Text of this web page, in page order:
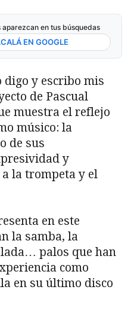
en tus búsquedas
EN GOOGLE
digo y escribo mis
de Pascual
muestra el reflejo
músico: la
de sus
y
la trompeta y el
en este
la samba, la
palos que han
como
en su último disco